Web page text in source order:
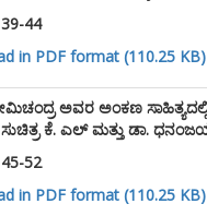
39-44
in PDF format (110.25 KB)
ಅವರ ಅಂಕಣ
ಕೆ. ಎಲ್ ಮತ್ತು ಡಾ.
45-52
in PDF format (110.25 KB)